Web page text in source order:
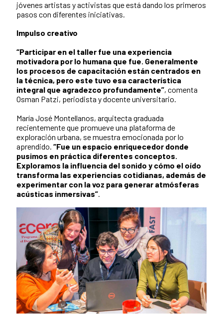
jóvenes artistas y activistas que está dando los primeros
pasos con diferentes iniciativas.
Impulso creativo
“Participar en el taller fue una experiencia
motivadora por lo humana que fue. Generalmente
los procesos de capacitación están centrados en
la técnica, pero este tuvo esa característica
integral que agradezco profundamente”, comenta
Osman Patzi, periodista y docente universitario.
María José Montellanos, arquitecta graduada
recientemente que promueve una plataforma de
exploración urbana, se muestra emocionada por lo
aprendido. “Fue un espacio enriquecedor donde
pusimos en práctica diferentes conceptos.
Exploramos la influencia del sonido y cómo el oído
transforma las experiencias cotidianas, además de
experimentar con la voz para generar atmósferas
acústicas inmersivas”.